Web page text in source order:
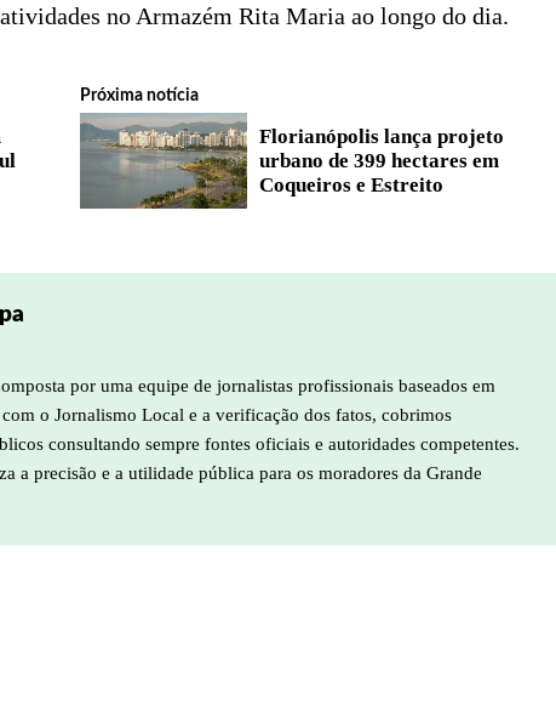
no Armazém Rita Maria ao longo do dia.
Próxima notícia
Florianópolis lança projeto
urbano de 399 hectares em
Coqueiros e Estreito
por uma equipe de jornalistas profissionais baseados em
o Jornalismo Local e a verificação dos fatos, cobrimos
consultando sempre fontes oficiais e autoridades competentes.
a precisão e a utilidade pública para os moradores da Grande